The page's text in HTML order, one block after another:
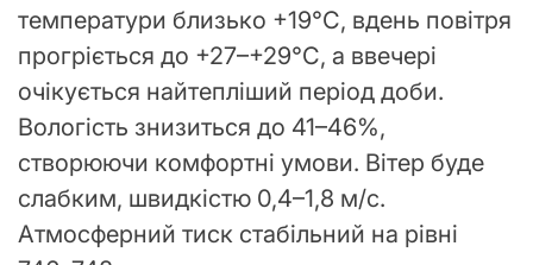
температури близько +19°C, вдень повітря
прогріється до +27–+29°C, а ввечері
очікується найтепліший період доби.
Вологість знизиться до 41–46%,
створюючи комфортні умови. Вітер буде
слабким, швидкістю 0,4–1,8 м/с.
Атмосферний тиск стабільний на рівні